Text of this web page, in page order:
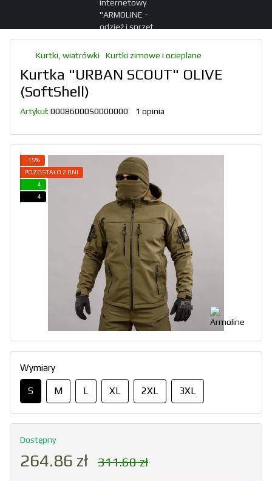
Kurtki, wiatrówki Kurtki zimowe i ocieplane
Kurtka "URBAN SCOUT" OLIVE
(SoftShell)
Artykuł: 00086000S0000000 1 opinia
−15%
POZOSTAŁO 2 DNI
4
4
Wymiary
S M L XL 2XL 3XL
Dostępny
264.86 zł 311.60 zł